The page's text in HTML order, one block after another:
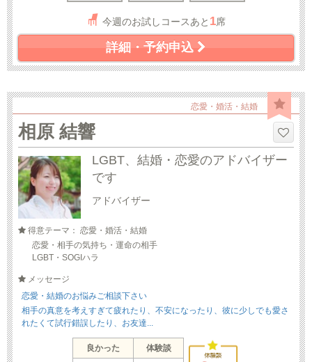
今週のお試しコースあと 1席
詳細・予約申込
恋愛・婚活・結婚
相原 結響
LGBT、結婚・恋愛のアドバイザー
です
アドバイザー
得意テーマ： 恋愛・婚活・結婚
恋愛・相手の気持ち・運命の相手
LGBT・SOGIハラ
メッセージ
恋愛・結婚のお悩みご相談下さい
相手の真意を考えすぎて疲れたり、不安になったり、彼に少しでも愛さ
れたくて試行錯誤したり、お友達...
良かった 体験談